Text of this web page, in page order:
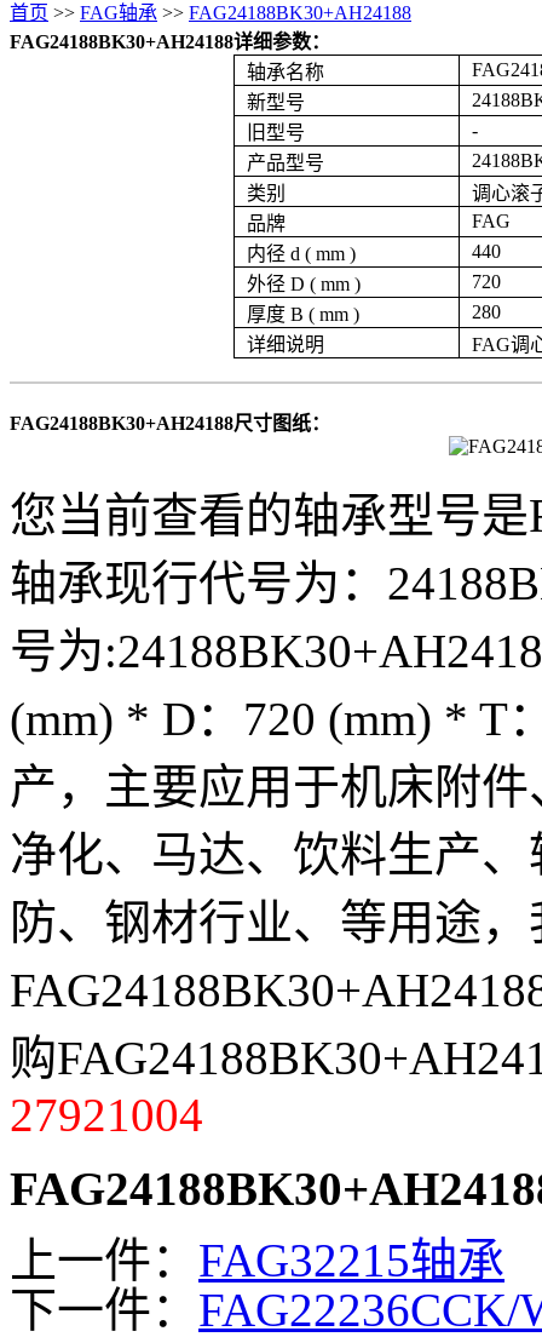
首页 >> FAG轴承 >> FAG24188BK30+AH24188
FAG24188BK30+AH24188详细参数：
轴承名称
新型号
旧型号
-
产品型号
类别
调心滚
品牌
FAG
内径 d ( mm )
440
外径 D ( mm )
720
厚度 B ( mm )
280
详细说明
FAG调
FAG24188BK30+AH24188尺寸图纸：
您当前查看的轴承型号是
轴承现行代号为：
号为
(mm) * D：720 (mm) * T
产，主要应用于机床附
净化、马达、饮料生产
防、钢材行业、等用途
购
27921004
上一件： FAG32215轴承
下一件： FAG22236CCK/